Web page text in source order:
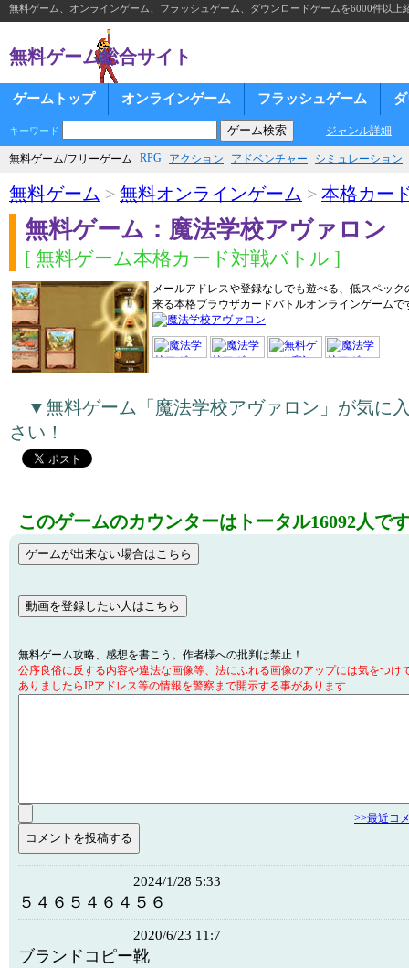
無料ゲーム、オンラインゲーム、フラッシュゲーム、ダウンロードゲームを6000件以上
無料ゲーム総合サイト
ゲームトップ オンラインゲーム フラッシュゲーム
キーワード ジャンル詳細
無料ゲーム/フリーゲーム RPG アクション アドベンチャー シミュレーション
無料ゲーム > 無料オンラインゲーム > 本格カー
無料ゲーム：魔法学校アヴァロン
[ 無料ゲーム本格カード対戦バトル ]
メールアドレスや登録なしでも遊べる、低スペッ
来る本格ブラウザカードバトルオンラインゲームで
▼無料ゲーム「魔法学校アヴァロン」が気に
さい！
このゲームのカウンターはトータル16092人で
無料ゲーム攻略、感想を書こう。作者様への批判は禁止！
公序良俗に反する内容や違法な画像等、法にふれる画像のアップには気をつけ
ありましたらIPアドレス等の情報を警察まで開示する事があります
>>最近コ
2024/1/28 5:33
５４６５４６４５６
2020/6/23 11:7
ブランドコピー靴